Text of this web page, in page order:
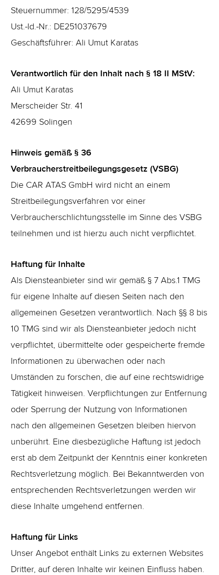
Steuernummer: 128/5295/4539
Ust.-Id.-Nr.: DE251037679
Geschäftsführer: Ali Umut Karatas
Verantwortlich für den Inhalt nach § 18 II MStV:
Ali Umut Karatas
Merscheider Str. 41
42699 Solingen
Hinweis gemäß § 36
Verbraucherstreitbeilegungsgesetz (VSBG)
Die CAR ATAS GmbH wird nicht an einem
Streitbeilegungsverfahren vor einer
Verbraucherschlichtungsstelle im Sinne des VSBG
teilnehmen und ist hierzu auch nicht verpflichtet.
Haftung für Inhalte
Als Diensteanbieter sind wir gemäß § 7 Abs.1 TMG
für eigene Inhalte auf diesen Seiten nach den
allgemeinen Gesetzen verantwortlich. Nach §§ 8 bis
10 TMG sind wir als Diensteanbieter jedoch nicht
verpflichtet, übermittelte oder gespeicherte fremde
Informationen zu überwachen oder nach
Umständen zu forschen, die auf eine rechtswidrige
Tätigkeit hinweisen. Verpflichtungen zur Entfernung
oder Sperrung der Nutzung von Informationen
nach den allgemeinen Gesetzen bleiben hiervon
unberührt. Eine diesbezügliche Haftung ist jedoch
erst ab dem Zeitpunkt der Kenntnis einer konkreten
Rechtsverletzung möglich. Bei Bekanntwerden von
entsprechenden Rechtsverletzungen werden wir
diese Inhalte umgehend entfernen.
Haftung für Links
Unser Angebot enthält Links zu externen Websites
Dritter, auf deren Inhalte wir keinen Einfluss haben.